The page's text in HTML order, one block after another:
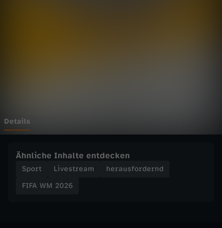
F
B
-
Details
Ähnliche Inhalte entdecken
Sport Livestream
herausfordernd
FIFA WM 2026